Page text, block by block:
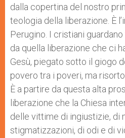
dalla copertina del nostro
teologia della liberazione. È
Perugino. I cristiani
da quella liberazione che ci
Gesù, piegato sotto il giogo
povero tra i poveri, ma
È a partire da questa alta
liberazione che la Chiesa
delle vittime di ingiustizie, di
stigmatizzazioni, di odi e di